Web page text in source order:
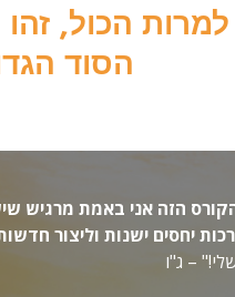
הכול,
הסוד
הזה אני באמת מרגיש
יחסים ישנות וליצור
– ג"ו